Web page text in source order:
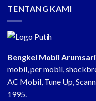
TENTANG KAMI
Bengkel Mobil Arumsari
mobil, per mobil,
AC Mobil, Tune Up,
1995.